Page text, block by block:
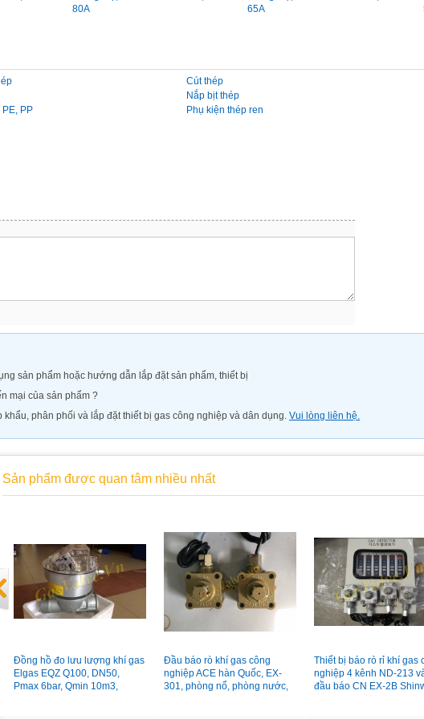
80A
65A
Cút thép
Nắp bịt thép
PE, PP
Phụ kiện thép ren
sản phẩm hoặc hướng dẫn lắp đặt sản phẩm, thiết bị
mại của sản phẩm ?
phân phối và lắp đặt thiết bị gas công nghiệp và dân dụng. Vui lòng liên hệ.
Sản phẩm được quan tâm nhiều nhất
Đồng hồ đo lưu lượng khí gas
Elgas EQZ Q100, DN50,
Pmax 6bar, Qmin 10m3,
Đầu báo rò khí gas công
nghiệp ACE hàn Quốc, EX-
301, phòng nổ, phòng nước,
Thiết bị báo rò rỉ khí gas
nghiệp 4 kênh ND-213
đầu báo CN EX-2B